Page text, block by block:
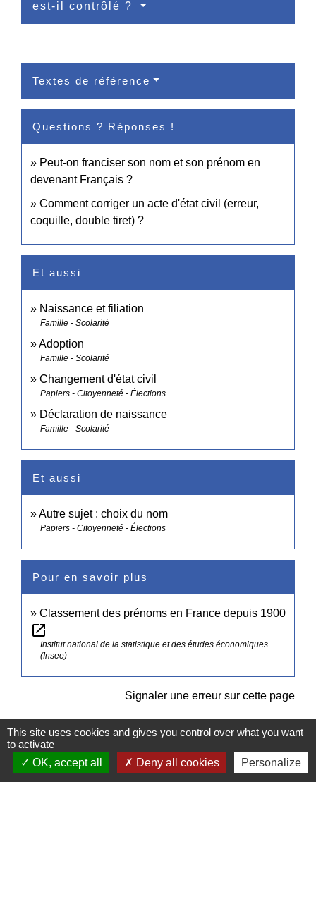
est-il contrôlé ?
Textes de référence
Questions ? Réponses !
Peut-on franciser son nom et son prénom en
devenant Français ?
Comment corriger un acte d'état civil (erreur,
coquille, double tiret) ?
Et aussi
Naissance et filiation
Famille - Scolarité
Adoption
Famille - Scolarité
Changement d'état civil
Papiers - Citoyenneté - Élections
Déclaration de naissance
Famille - Scolarité
Et aussi
Autre sujet : choix du nom
Papiers - Citoyenneté - Élections
Pour en savoir plus
Classement des prénoms en France depuis 1900
open_in_new
Institut national de la statistique et des études économiques
(Insee)
Signaler une erreur sur cette page
This site uses cookies and gives you control over what you want
to activate
OK, accept all
Deny all cookies Personalize